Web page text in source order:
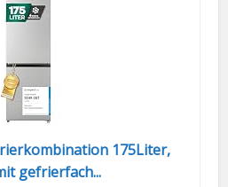
175Liter,
gefrierfach...